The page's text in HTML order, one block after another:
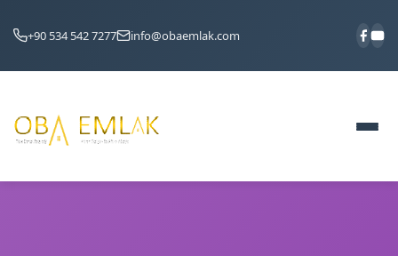
+90 534 542 7277 info@obaemlak.com